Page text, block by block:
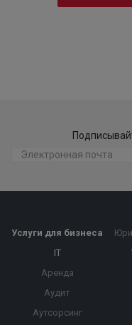
Услуги для бизнеса
IT
Аренда
Аудит
Аутсорсинг